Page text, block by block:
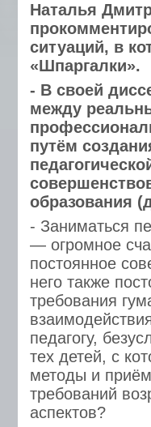
Наталья
ситуаций, в
«Шпаргалки».
- В своей
между
путём
образования
- Заниматься
— огромное
постоянное
него также
требования
педагогу,
тех детей, с
методы и
требований
аспектов?